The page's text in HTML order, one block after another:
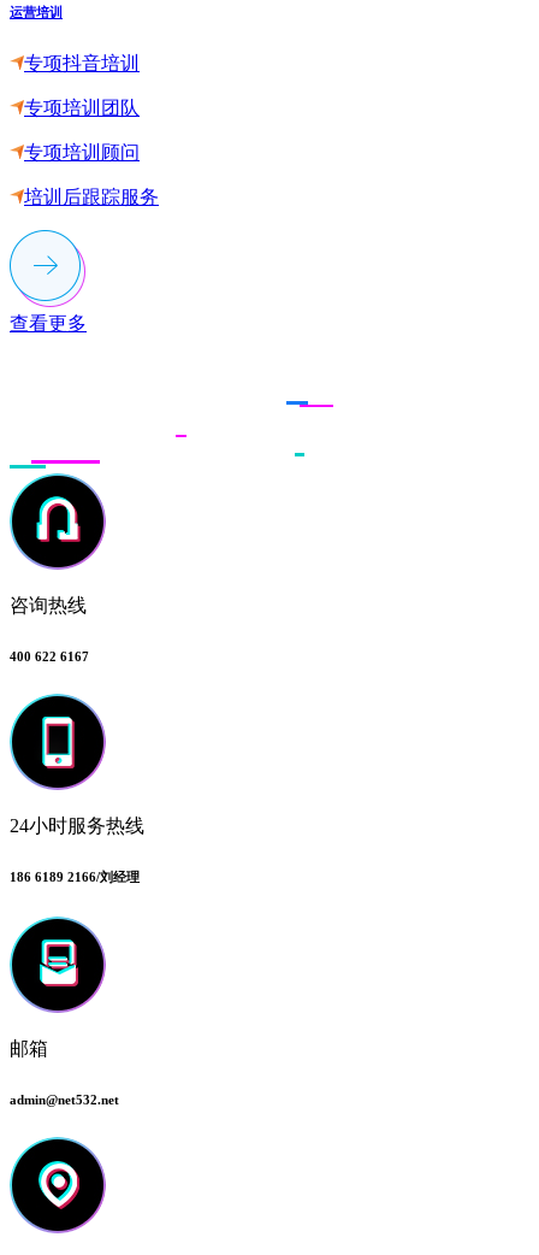
运营培训
专项抖音培训
专项培训团队
专项培训顾问
培训后跟踪服务
查看更多
咨询热线
400 622 6167
24小时服务热线
186 6189 2166/刘经理
邮箱
admin@net532.net